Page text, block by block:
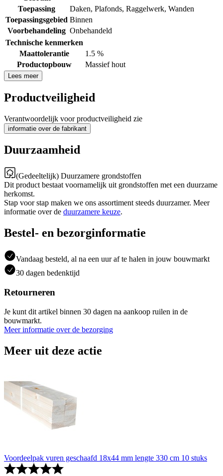
Toepassing
Daken, Plafonds, Raggelwerk, Wanden
Toepassingsgebied Binnen
Voorbehandeling Onbehandeld
Technische kenmerken
Maattolerantie
1.5 %
Productopbouw
Massief hout
Lees meer
Productveiligheid
Verantwoordelijk voor productveiligheid zie
informatie over de fabrikant
Duurzaamheid
(Gedeeltelijk) Duurzamere grondstoffen
Dit product bestaat voornamelijk uit grondstoffen met een duurzame
herkomst.
Stap voor stap maken we ons assortiment steeds duurzamer. Meer
informatie over de duurzamere keuze.
Bestel- en bezorginformatie
Vandaag besteld, al na een uur af te halen in jouw bouwmarkt
30 dagen bedenktijd
Retourneren
Je kunt dit artikel binnen 30 dagen na aankoop ruilen in de
bouwmarkt.
Meer informatie over de bezorging
Meer uit deze actie
Voordeelpak vuren geschaafd 18x44 mm lengte 330 cm 10 stuks